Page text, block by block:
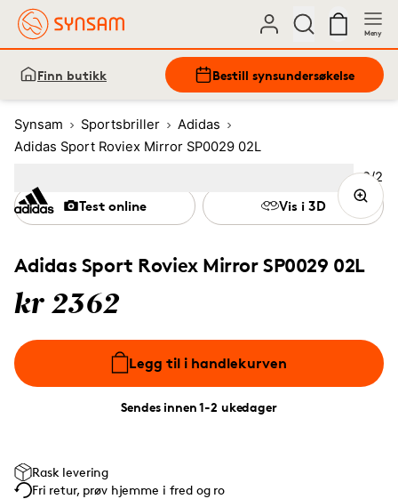
Meny
Finn butikk Bestill synsundersøkelse
Synsam Sportsbriller
Adidas
Adidas Sport Roviex Mirror SP0029 02L
Adidas Sport Roviex Mirror SP0029 02L
kr 2362
Legg til i handlekurven
Sendes innen 1-2 ukedager
Test online Vis i 3D
Rask levering
Fri retur, prøv hjemme i fred og ro
Bilde
2/2
(Current image)